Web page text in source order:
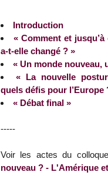
Introduction
« Comment et
a-t-elle changé ? »
« Un monde nouveau,
« La nouvelle
quels défis pour l’Europe
« Débat final »
-----
Voir les actes du colloque
nouveau ? - L'Amérique